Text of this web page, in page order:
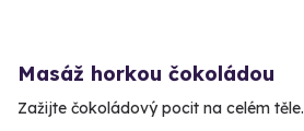
Masáž horkou čokoládou
Zažijte čokoládový pocit na celém těle.